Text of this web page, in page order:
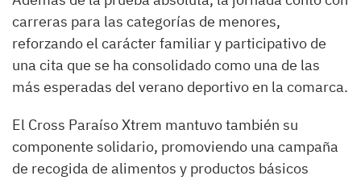
carreras para las categorías de menores,
reforzando el carácter familiar y participativo de
una cita que se ha consolidado como una de las
más esperadas del verano deportivo en la comarca.
El Cross Paraíso Xtrem mantuvo también su
componente solidario, promoviendo una campaña
de recogida de alimentos y productos básicos